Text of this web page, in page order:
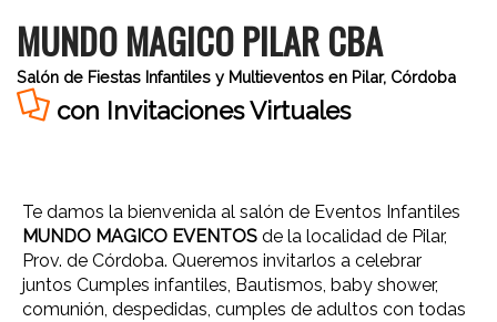
MUNDO MAGICO PILAR CBA
Salón de Fiestas Infantiles y Multieventos en Pilar, Córdoba
con Invitaciones Virtuales
Te damos la bienvenida al salón de Eventos Infantiles
MUNDO MAGICO EVENTOS de la localidad de Pilar,
Prov. de Córdoba. Queremos invitarlos a celebrar
juntos Cumples infantiles, Bautismos, baby shower,
comunión, despedidas, cumples de adultos con todas